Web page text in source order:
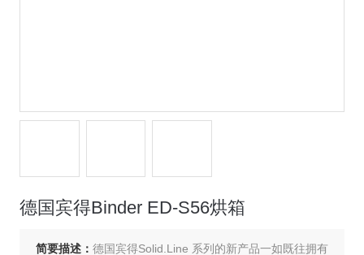
德国宾得Binder ED-S56烘箱
简要描述： 德国宾得Solid.Line 系列的新产品一如既往拥有